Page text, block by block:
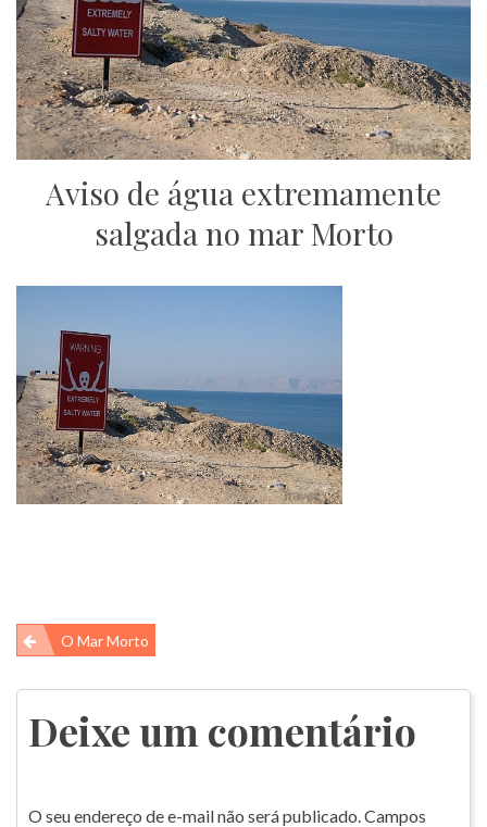
Aviso de água extremamente
salgada no mar Morto
Navegação
de
Post
O Mar Morto
Deixe um comentário
O seu endereço de e-mail não será publicado.Campos